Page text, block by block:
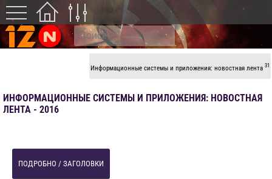
Информационные системы и приложения: новостная лента 31
ИНФОРМАЦИОННЫЕ СИСТЕМЫ И ПРИЛОЖЕНИЯ: НОВОСТНАЯ
ЛЕНТА - 2016
ПОДРОБНО / ЗАГОЛОВКИ